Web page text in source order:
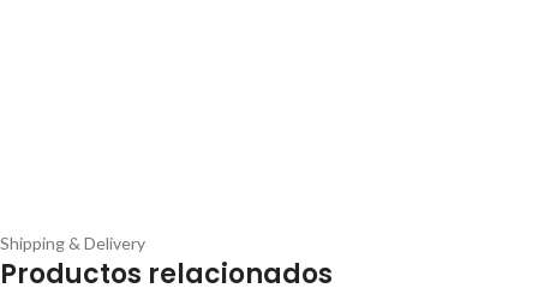
Shipping & Delivery
Productos relacionados